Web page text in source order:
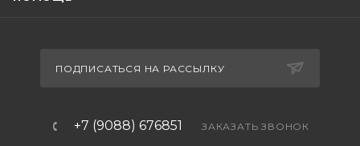
ПОДПИСАТЬСЯ НА РАССЫЛКУ
+7 (9088) 676851 ЗАКАЗАТЬ ЗВОНОК